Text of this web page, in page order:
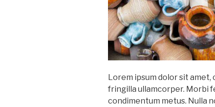
Lorem ipsum dolor sit
fringilla ullamcorper. Morbi
condimentum metus. Nulla